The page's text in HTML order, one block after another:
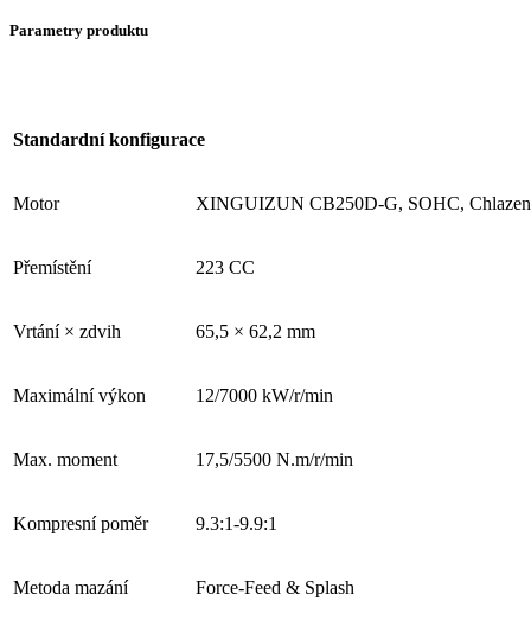
Parametry produktu
Standardní konfigurace
Motor XINGUIZUN CB250D-G, SOHC,
Přemístění 223 CC
Vrtání × zdvih 65,5 × 62,2 mm
Maximální výkon 12/7000 kW/r/min
Max. moment 17,5/5500 N.m/r/min
Kompresní poměr 9.3:1-9.9:1
Metoda mazání Force-Feed & Splash